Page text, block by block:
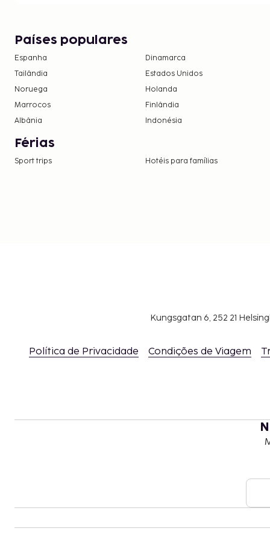
Os animais de serviço estão isentos de taxas
A lista anterior pode não estar completa. As
não incluir impostos e estão sujeitos a alterações.
Países populares
Espanha
Dinamarca
Tailândia
Estados Unidos
Noruega
Holanda
Marrocos
Finlândia
Albânia
Indonésia
Férias
Sport trips Hotéis para famílias
Kungsgatan 6, 252 21
Política de Privacidade Condições de Viagem